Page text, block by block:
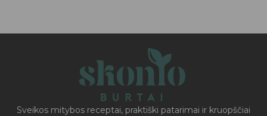
Sveikos mitybos receptai, praktiški patarimai ir kruopščiai